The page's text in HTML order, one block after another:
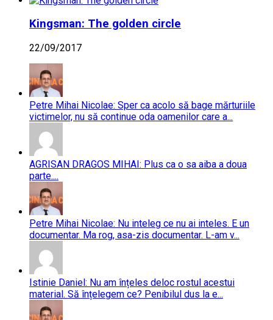
Kingsman: The golden circle
22/09/2017
Petre Mihai Nicolae: Sper ca acolo să bage mărturiile
victimelor, nu să continue oda oamenilor care a...
AGRISAN DRAGOS MIHAI: Plus ca o sa aiba a doua
parte....
Petre Mihai Nicolae: Nu inteleg ce nu ai inteles. E un
documentar. Ma rog, asa-zis documentar. L-am v...
Istinie Daniel: Nu am înțeles deloc rostul acestui
material. Să înțelegem ce? Penibilul dus la e...